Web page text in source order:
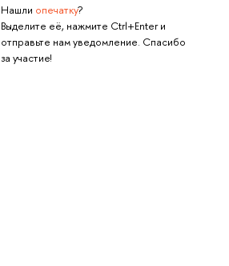
Нашли опечатку?
Выделите её, нажмите Ctrl+Enter и
отправьте нам уведомление. Спасибо
за участие!